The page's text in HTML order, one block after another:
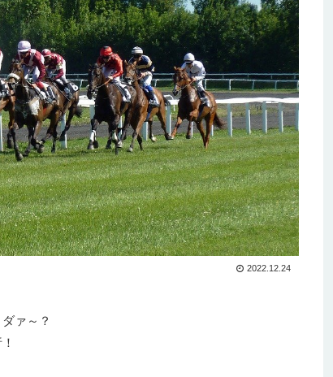
2022.12.24
ァ～？